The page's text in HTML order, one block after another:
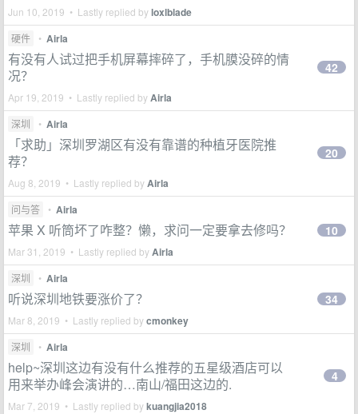
Jun 10, 2019 • Lastly replied byloxlblade
硬件 • Airla
有没有人试过把手机屏幕摔碎了，手机膜没碎的情
况？
Apr 19, 2019 • Lastly replied byAirla
42
深圳 • Airla
「求助」深圳罗湖区有没有靠谱的种植牙医院推
荐？
Aug 8, 2019 • Lastly replied byAirla
20
问与答 • Airla
苹果 X 听筒坏了咋整？懒，求问一定要拿去修吗？
Mar 31, 2019 • Lastly replied byAirla
10
深圳 • Airla
听说深圳地铁要涨价了？
Mar 8, 2019 • Lastly replied bycmonkey
34
深圳 • Airla
help~深圳这边有没有什么推荐的五星级酒店可以
用来举办峰会演讲的…南山/福田这边的.
Mar 7, 2019 • Lastly replied bykuangjia2018
4